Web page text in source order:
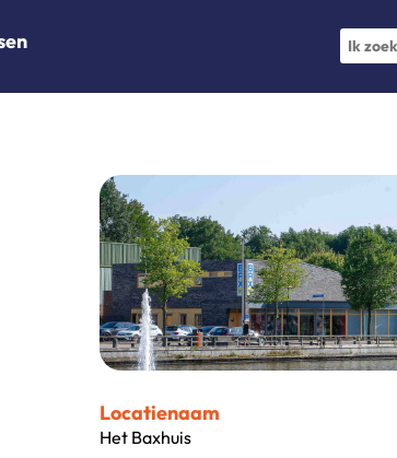
Locatienaam
Het Baxhuis